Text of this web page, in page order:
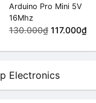
Arduino Pro Mini 5V
16Mhz
130.000₫ 117.000₫